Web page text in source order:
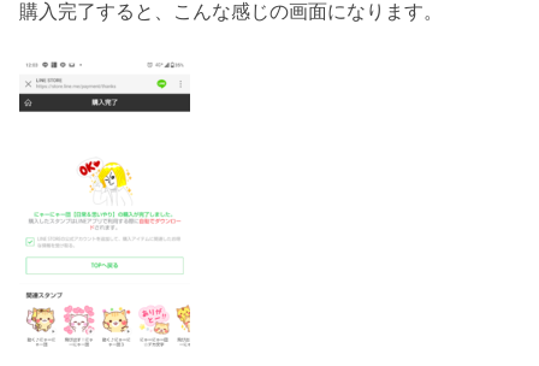
購入完了すると、こんな感じの画面になります。